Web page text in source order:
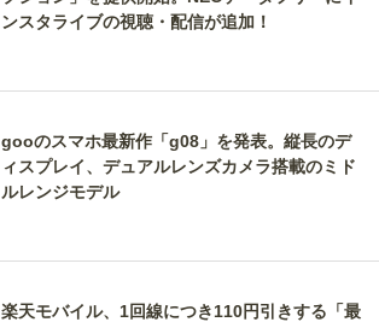
ンスタライブの視聴・配信が追加！
gooのスマホ最新作「g08」を発表。縦長のデ
ィスプレイ、デュアルレンズカメラ搭載のミド
ルレンジモデル
楽天モバイル、1回線につき110円引きする「最